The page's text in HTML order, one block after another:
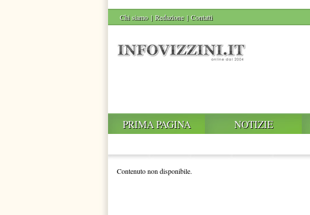
Chi siamo | Redazione | Contatti
PRIMA PAGINA NOTIZIE
Contenuto non disponibile.